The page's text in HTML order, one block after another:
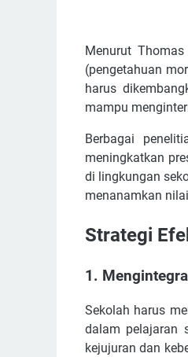
Menurut
(pengetahuan
harus
mampu
Berbagai
meningkatkan
di lingkungan
menanamkan
Strategi
1.
Sekolah harus
dalam pelajaran
kejujuran dan